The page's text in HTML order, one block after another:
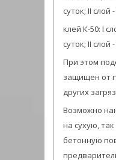
суток; II слой
клей К-50: I
суток; II слой
При этом
защищен от
других
Возможно
на сухую,
бетонную